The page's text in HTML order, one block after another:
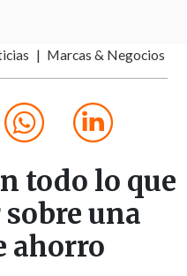
Marcas & Negocios
todo lo que
sobre una
ahorro